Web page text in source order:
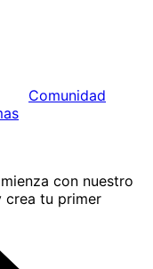
Comunidad
con nuestro
crea tu primer